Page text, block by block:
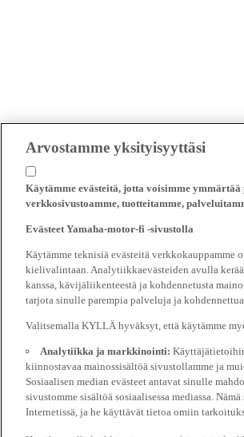
Arvostamme yksityisyyttäsi
Käytämme evästeitä, jotta voisimme
verkkosivustoamme, tuotteitamme,
Evästeet Yamaha-motor-fi -sivustolla
Käytämme teknisiä evästeitä
kielivalintaan. Analytiikkaevästeiden avulla
kanssa, kävijäliikenteestä ja kohdennetusta
tarjota sinulle parempia palveluja ja
Valitsemalla KYLLÄ hyväksyt, että käytämme
Analytiikka ja markkinointi:
kiinnostavaa mainossisältöä sivustollamme ja
Sosiaalisen median evästeet antavat sinulle
sivustomme sisältöä sosiaalisessa mediassa.
Internetissä, ja he käyttävät tietoa omiin